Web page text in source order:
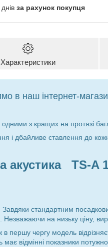
за рахунок покупця
Характеристики
в наш інтернет-
з кращих на протязі
і дбайливе ставлення до
акустика TS-A
Завдяки стандартним
на низьку ціну,
першу чергу модель
відмінні показники